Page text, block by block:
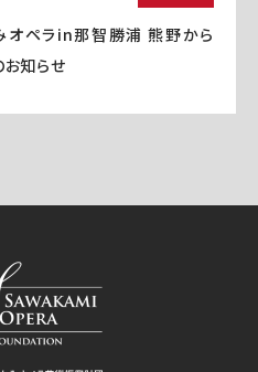
オペラin那智勝浦 熊野から
お知らせ